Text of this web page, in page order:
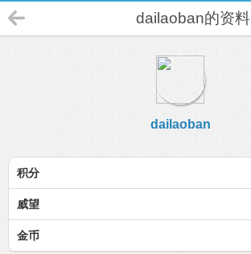
dailaoban的资料
dailaoban
积分
威望
金币